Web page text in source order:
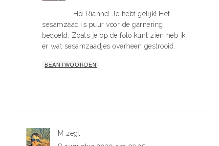
Hoi Rianne! Je hebt gelijk! Het
sesamzaad is puur voor de garnering
bedoeld. Zoals je op de foto kunt zien heb ik
er wat sesamzaadjes overheen gestrooid.
BEANTWOORDEN
M zegt